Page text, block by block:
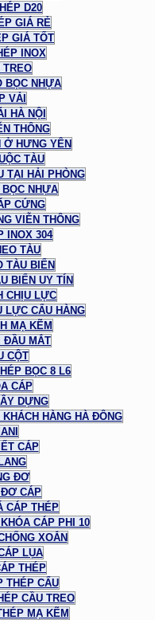
D20
GIÁ RẺ
GIÁ TỐT
INOX
TREO
BỌC NHỰA
VẢI
HÀ NỘI
THÔNG
Ở HƯNG YÊN
TÀU
TẠI HẢI PHÒNG
NHỰA
CỨNG
VIỄN THÔNG
INOX 304
TÀU
TÀU BIỂN
BIỂN UY TÍN
CHỊU LỰC
LỰC CẨU HÀNG
MẠ KẼM
ĐẦU MẮT
CỘT
BỌC 8 L6
CÁP
DỰNG
HÀNG HÀ ĐÔNG
CÁP
ĐƠ
CÁP
CÁP THÉP
CÁP PHI 10
XOẮN
LỤA
THÉP
THÉP CẨU
CẦU TREO
MẠ KẼM